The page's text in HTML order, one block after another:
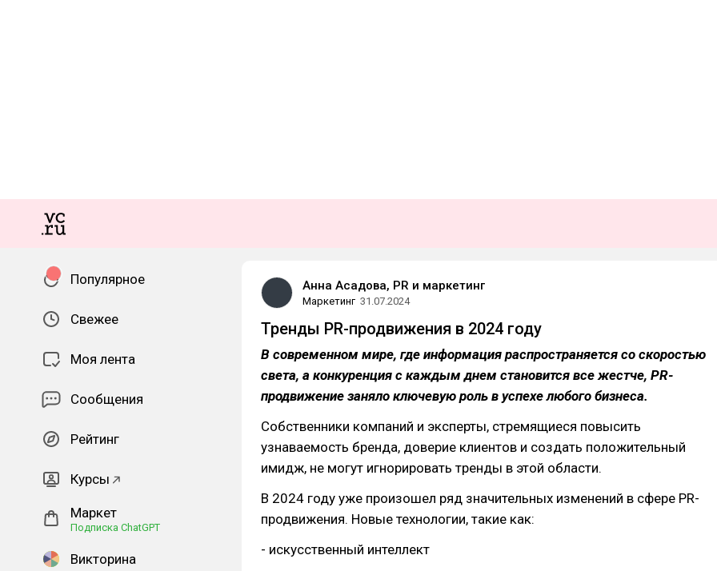
Популярное
Свежее
Моя лента
Сообщения
Рейтинг
Курсы
Маркет
Подписка ChatGPT
Викторина
Анна Асадова, PR и маркетинг
Маркетинг 31.07.2024
Тренды PR-продвижения в 2024 году
В современном мире, где информация распространяется со скоростью
света, а конкуренция с каждым днем становится все жестче, PR-
продвижение заняло ключевую роль в успехе любого бизнеса.
Собственники компаний и эксперты, стремящиеся повысить
узнаваемость бренда, доверие клиентов и создать положительный
имидж, не могут игнорировать тренды в этой области.
В 2024 году уже произошел ряд значительных изменений в сфере PR-
продвижения. Новые технологии, такие как:
- искусственный интеллект